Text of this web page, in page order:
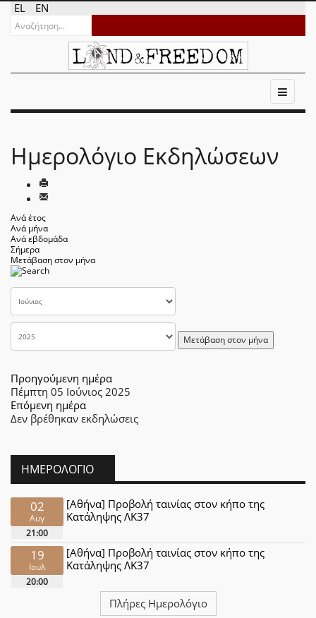
EL EN
Ημερολόγιο Εκδηλώσεων
Ανά έτος
Ανά μήνα
Ανά εβδομάδα
Σήμερα
Μετάβαση στον μήνα
Μετάβαση στον μήνα
Προηγούμενη ημέρα
Πέμπτη 05 Ιούνιος 2025
Επόμενη ημέρα
Δεν βρέθηκαν εκδηλώσεις
ΗΜΕΡΟΛΌΓΙΟ
02
Αυγ
21:00
[Αθήνα] Προβολή ταινίας στον κήπο της
Κατάληψης ΛΚ37
19
Ιουλ
20:00
[Αθήνα] Προβολή ταινίας στον κήπο της
Κατάληψης ΛΚ37
Πλήρες Ημερολόγιο